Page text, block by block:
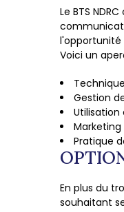
Le BTS
l'opportunité
Voici un
Gestion
Utilisation
Pratique
En plus du
souhaitant